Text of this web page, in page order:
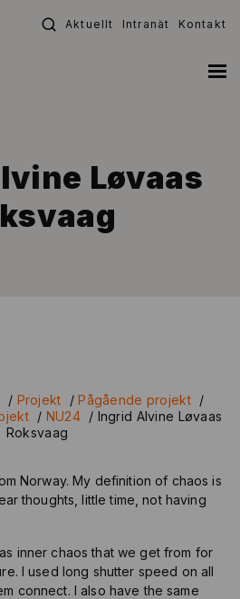
Aktuellt Intranät Kontakt
Løvaas
/ Projekt /Pågående projekt /
/ NU24 / Ingrid Alvine Løvaas
Roksvaag
Norway. My definition of chaos is
thoughts, little time, not having
inner chaos that we get from for
I used long shutter speed on all
connect. I also have the same